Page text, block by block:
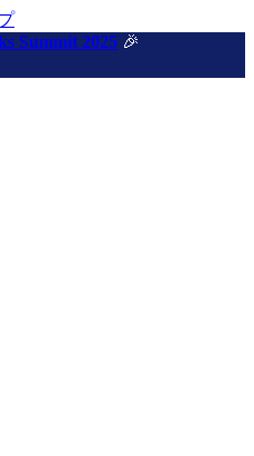
Summit 2025 🎉️